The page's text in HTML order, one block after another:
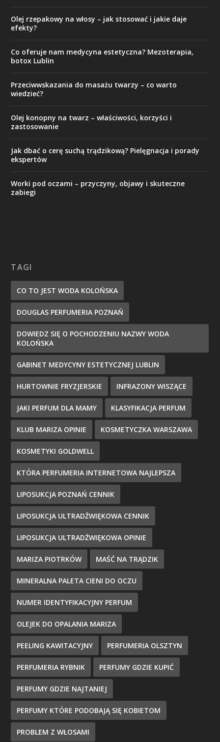
Olej rzepakowy na włosy – jak stosować i jakie daje
efekty?
Co oferuje nam medycyna estetyczna? Mezoterapia,
botox Lublin
Przeciwwskazania do masażu twarzy – co warto
wiedzieć?
Olej konopny na twarz – właściwości, korzyści i
zastosowanie
Jak dbać o cerę suchą trądzikową? Pielęgnacja i porady
ekspertów
Worki pod oczami – przyczyny, objawy i skuteczne
zabiegi
TAGI
CO TO JEST WODA KOLOŃSKA
DOUGLAS PERFUMERIA POZNAŃ
DOWIEDZ SIĘ O POCHODZENIU NAZWY WODA
KOLOŃSKA
GABINET MEDYCYNY ESTETYCZNEJ LUBLIN
HURTOWNIE FRYZJERSKIE INFRAZONY WISZĄCE
JAKI PERFUM DLA MAMY KLASYFIKACJA PERFUM
KLUB MARIZA OPINIE KOSMETYCZKA WARSZAWA
KOSMETYKI GOLDWELL
KTÓRA PERFUMERIA INTERNETOWA NAJLEPSZA
LIPOSUKCJA POZNAŃ CENNIK
LIPOSUKCJA ULTRADŹWIĘKOWA CENNIK
LIPOSUKCJA ULTRADŹWIĘKOWA OPINIE
MARIZA PIOTRKÓW MAŚĆ NA TRĄDZIK
MINERALNA PALETA CIENI DO OCZU
NUMER IDENTYFIKACYJNY PERFUM
OLEJEK DO OPALANIA MARIZA
PEELING KAWITACYJNY PERFUMERIA OLSZTYN
PERFUMERIA RYBNIK PERFUMY GDZIE KUPIĆ
PERFUMY GDZIE NAJTANIEJ
PERFUMY KTÓRE PODOBAJĄ SIĘ KOBIETOM
PROBLEM Z WŁOSAMI